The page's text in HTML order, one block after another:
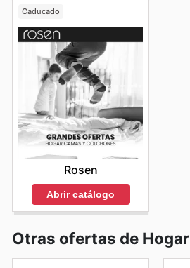
Caducado
Rosen
Abrir catálogo
Otras ofertas de Hogar